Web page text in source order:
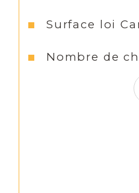
Surface loi
Nombre de